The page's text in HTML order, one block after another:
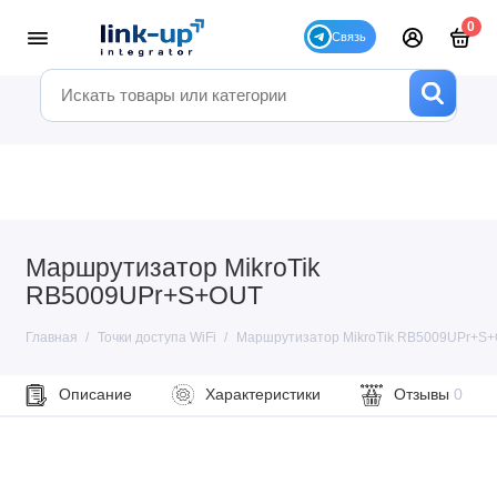
0
Маршрутизатор MikroTik
RB5009UPr+S+OUT
Главная Точки доступа WiFi Маршрутизатор MikroTik
Описание Характеристики Отзывы 0